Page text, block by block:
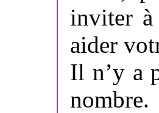
inviter à
aider
Il n’y a
nombre.